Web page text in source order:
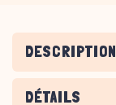
DESCRIPTION
DÉTAILS